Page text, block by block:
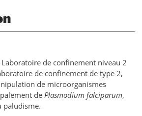
de confinement niveau 2
de confinement de type 2,
de microorganismes
de Plasmodium falciparum,
paludisme.